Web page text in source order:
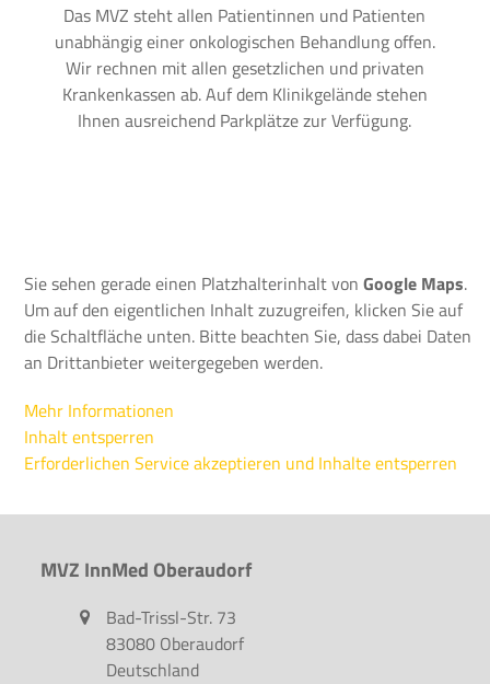
Das MVZ steht allen Patientinnen und Patienten
unabhängig einer onkologischen Behandlung offen.
Wir rechnen mit allen gesetzlichen und privaten
Krankenkassen ab. Auf dem Klinikgelände stehen
Ihnen ausreichend Parkplätze zur Verfügung.
Sie sehen gerade einen Platzhalterinhalt vonGoogle Maps.
Um auf den eigentlichen Inhalt zuzugreifen, klicken Sie auf
die Schaltfläche unten. Bitte beachten Sie, dass dabei Daten
an Drittanbieter weitergegeben werden.
Mehr Informationen
Inhalt entsperren
Erforderlichen Service akzeptieren und Inhalte entsperren
MVZ InnMed Oberaudorf
Bad-Trissl-Str. 73
83080 Oberaudorf
Deutschland